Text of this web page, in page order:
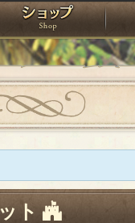
タジオ ショ
ト